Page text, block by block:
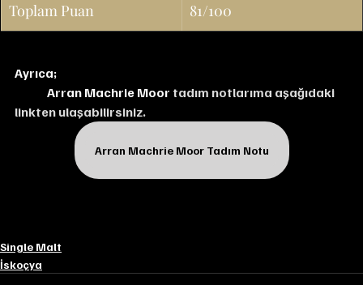
Toplam Puan 81/100
Ayrıca;
Arran Machrie Moor tadım notlarıma aşağıdaki
linkten ulaşabilirsiniz.
Arran Machrie Moor Tadım Notu
Single Malt
İskoçya